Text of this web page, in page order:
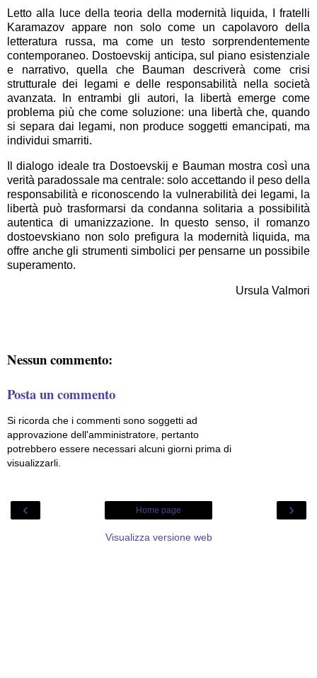
Letto alla luce della teoria della modernità liquida, I fratelli
Karamazov appare non solo come un capolavoro della
letteratura russa, ma come un testo sorprendentemente
contemporaneo. Dostoevskij anticipa, sul piano esistenziale
e narrativo, quella che Bauman descriverà come crisi
strutturale dei legami e delle responsabilità nella società
avanzata. In entrambi gli autori, la libertà emerge come
problema più che come soluzione: una libertà che, quando
si separa dai legami, non produce soggetti emancipati, ma
individui smarriti.
Il dialogo ideale tra Dostoevskij e Bauman mostra così una
verità paradossale ma centrale: solo accettando il peso della
responsabilità e riconoscendo la vulnerabilità dei legami, la
libertà può trasformarsi da condanna solitaria a possibilità
autentica di umanizzazione. In questo senso, il romanzo
dostoevskiano non solo prefigura la modernità liquida, ma
offre anche gli strumenti simbolici per pensarne un possibile
superamento.
Ursula Valmori
Nessun commento:
Posta un commento
Si ricorda che i commenti sono soggetti ad
approvazione dell'amministratore, pertanto
potrebbero essere necessari alcuni giorni prima di
visualizzarli.
‹ ›
Home page
Visualizza versione web